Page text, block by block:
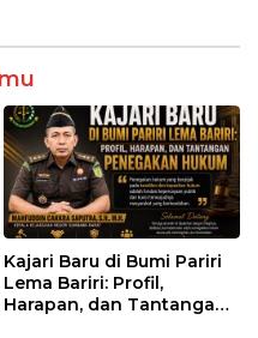
Kajari Baru di Bumi Pariri
Lema Bariri: Profil,
Harapan, dan Tantangan